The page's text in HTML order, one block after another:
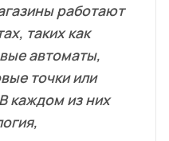
работают
таких как
автоматы,
точки или
каждом из них